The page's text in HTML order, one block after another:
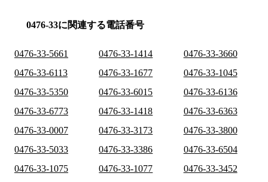
0476-33に関連する電話番号
0476-33-5661 0476-33-1414
0476-33-3660
0476-33-6113
0476-33-1677
0476-33-1045
0476-33-5350
0476-33-6015
0476-33-6136
0476-33-6773
0476-33-1418
0476-33-6363
0476-33-0007
0476-33-3173
0476-33-3800
0476-33-5033
0476-33-3386
0476-33-6504
0476-33-1075
0476-33-1077
0476-33-3452